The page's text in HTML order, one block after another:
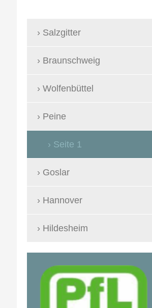
Salzgitter
Braunschweig
Wolfenbüttel
Peine
Seite 1
Goslar
Hannover
Hildesheim